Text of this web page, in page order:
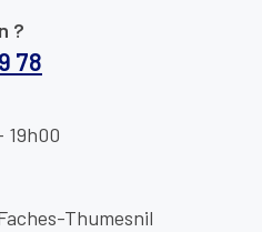
?
78
19h00
Thumesnil